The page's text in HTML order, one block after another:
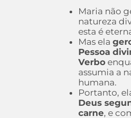
Maria não
natureza
esta é
Mas ela
Pessoa
Verbo
assumia a
humana.
Portanto,
Deus
carne, e